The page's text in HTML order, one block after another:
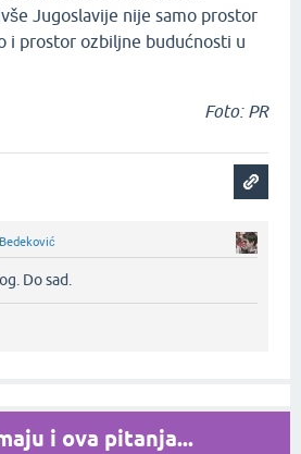
Jugoslavije nije samo prostor
i prostor ozbiljne budućnosti u
Foto: PR
Do sad.‌
i ova pitanja...